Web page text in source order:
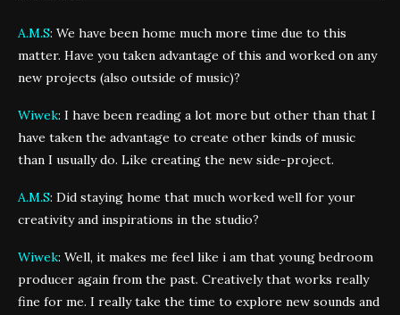
A.M.S: We have been home much more time due to this
matter. Have you taken advantage of this and worked on any
new projects (also outside of music)?
Wiwek: I have been reading a lot more but other than that I
have taken the advantage to create other kinds of music
than I usually do. Like creating the new side-project.
A.M.S: Did staying home that much worked well for your
creativity and inspirations in the studio?
Wiwek: Well, it makes me feel like i am that young bedroom
producer again from the past. Creatively that works really
fine for me. I really take the time to explore new sounds and